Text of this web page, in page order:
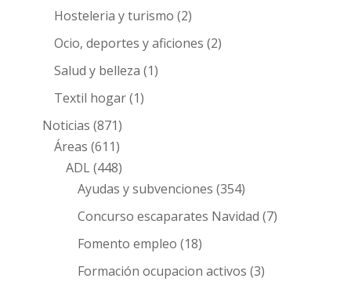
Hosteleria y turismo (2)
Ocio, deportes y aficiones (2)
Salud y belleza (1)
Textil hogar(1)
Noticias (871)
Áreas (611)
ADL(448)
Ayudas y subvenciones (354)
Concurso escaparates Navidad (7)
Fomento empleo (18)
Formación ocupacion activos (3)